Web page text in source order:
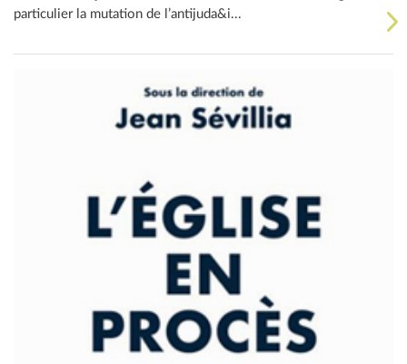
particulier la mutation de l’antijuda&i...